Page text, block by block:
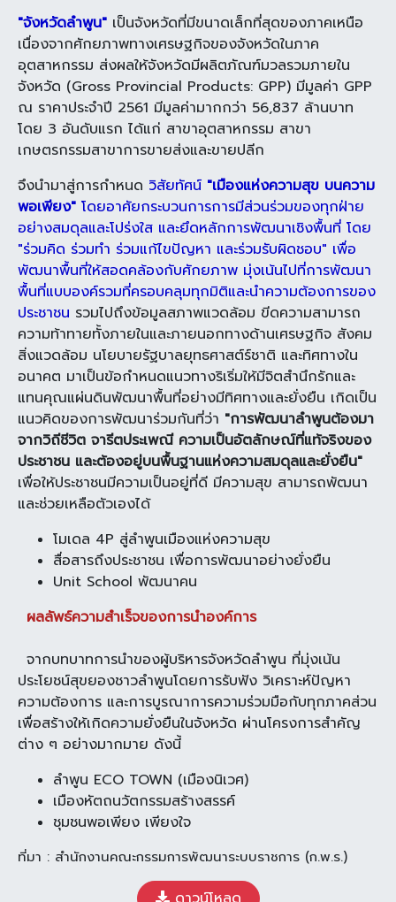
"จังหวัดลำพูน" เป็นจังหวัดที่มีขนาดเล็กที่สุดของภาคเหนือ
เนื่องจากศักยภาพทางเศรษฐกิจของจังหวัดในภาค
อุตสาหกรรม ส่งผลให้จังหวัดมีผลิตภัณฑ์มวลรวมภายใน
จังหวัด (Gross Provincial Products: GPP) มีมูลค่า GPP
ณ ราคาประจำปี 2561 มีมูลค่ามากกว่า 56,837 ล้านบาท
โดย 3 อันดับแรก ได้แก่ สาขาอุตสาหกรรม สาขา
เกษตรกรรมสาขาการขายส่งและขายปลีก
จึงนำมาสู่การกำหนด วิสัยทัศน์ "เมืองแห่งความสุข บนความ
พอเพียง" โดยอาศัยกระบวนการการมีส่วนร่วมของทุกฝ่าย
อย่างสมดุลและโปร่งใส และยึดหลักการพัฒนาเชิงพื้นที่ โดย
"ร่วมคิด ร่วมทำ ร่วมแก้ไขปัญหา และร่วมรับผิดชอบ" เพื่อ
พัฒนาพื้นที่ให้สอดคล้องกับศักยภาพ มุ่งเน้นไปที่การพัฒนา
พื้นที่แบบองค์รวมที่ครอบคลุมทุกมิติและนำความต้องการของ
ประชาชน รวมไปถึงข้อมูลสภาพแวดล้อม ขีดความสามารถ
ความท้าทายทั้งภายในและภายนอกทางด้านเศรษฐกิจ สังคม
สิ่งแวดล้อม นโยบายรัฐบาลยุทธศาสต์ร์ชาติ และทิศทางใน
อนาคต มาเป็นข้อกำหนดแนวทางริเริ่มให้มีจิตสำนึกรักและ
แทนคุณแผ่นดินพัฒนาพื้นที่อย่างมีทิศทางและยั่งยืน เกิดเป็น
แนวคิดของการพัฒนาร่วมกันที่ว่า "การพัฒนาลำพูนต้องมา
จากวิถีชีวิต จารีตประเพณี ความเป็นอัตลักษณ์ที่แท้จริงของ
ประชาชน และต้องอยู่บนพื้นฐานแห่งความสมดุลและยั่งยืน"
เพื่อให้ประชาชนมีความเป็นอยู่ที่ดี มีความสุข สามารถพัฒนา
และช่วยเหลือตัวเองได้
โมเดล 4P สู่ลำพูนเมืองแห่งความสุข
สื่อสารถึงประชาชน เพื่อการพัฒนาอย่างยั่งยืน
Unit School พัฒนาคน
ผลลัพธ์ความสำเร็จของการนำองค์การ
จากบทบาทการนำของผู้บริหารจังหวัดลำพูน ที่มุ่งเน้น
ประโยชน์สุขยองชาวลำพูนโดยการรับฟัง วิเคราะห์ปัญหา
ความต้องการ และการบูรณาการความร่วมมือกับทุกภาคส่วน
เพื่อสร้างให้เกิดความยั่งยืนในจังหวัด ผ่านโครงการสำคัญ
ต่าง ๆ อย่างมากมาย ดังนี้
ลำพูน ECO TOWN (เมืองนิเวศ)
เมืองหัตถนวัตกรรมสร้างสรรค์
ชุมชนพอเพียง เพียงใจ
ที่มา : สำนักงานคณะกรรมการพัฒนาระบบราชการ (ก.พ.ร.)